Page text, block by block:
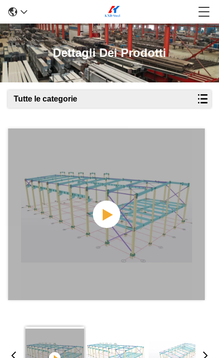
Dettagli Dei Prodotti
Tutte le categorie